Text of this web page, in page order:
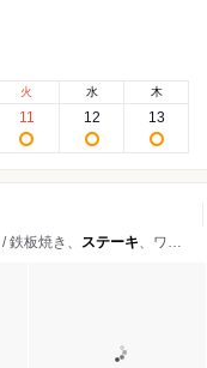
火
11
水
12
木
13
/ 鉄板焼き、 ステーキ、ワインバー